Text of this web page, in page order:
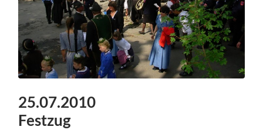
25.07.2010
Festzug